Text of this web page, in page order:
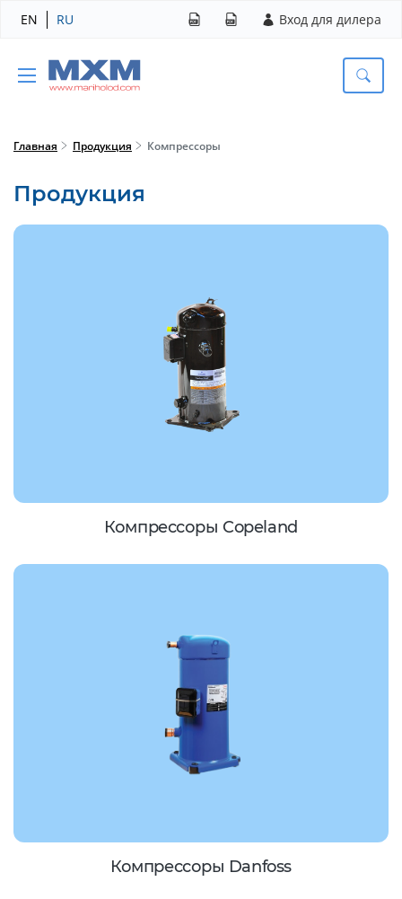
EN RU Вход для дилера
Главная Продукция Компрессоры
Продукция
Компрессоры Copeland
Компрессоры Danfoss